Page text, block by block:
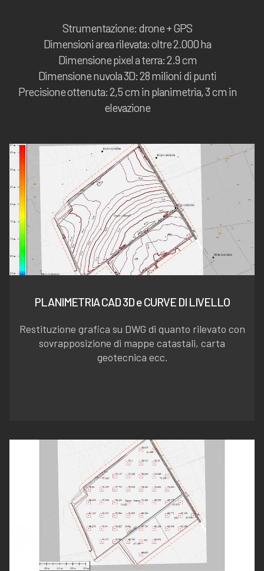
Strumentazione: drone + GPS
Dimensioni area rilevata: oltre 2.000 ha
Dimensione pixel a terra: 2.9 cm
Dimensione nuvola 3D: 28 milioni di punti
Precisione ottenuta: 2,5 cm in planimetria, 3 cm in
elevazione
PLANIMETRIA CAD 3D e CURVE DI LIVELLO
Restituzione grafica su DWG di quanto rilevato con
sovrapposizione di mappe catastali, carta
geotecnica ecc.